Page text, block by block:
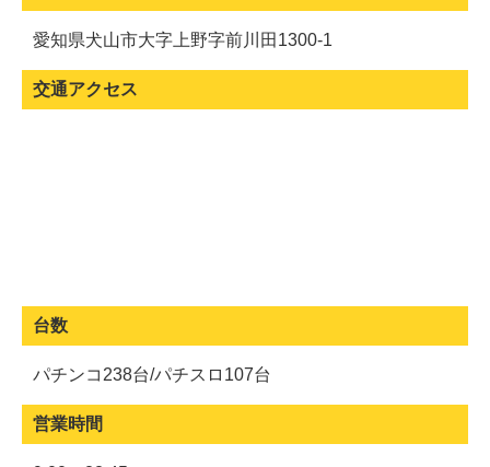
愛知県犬山市大字上野字前川田1300-1
交通アクセス
台数
パチンコ238台/パチスロ107台
営業時間